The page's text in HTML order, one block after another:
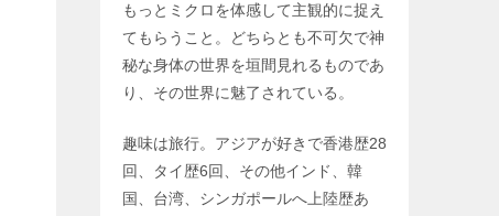
もっとミクロを体感して主観的に捉え
てもらうこと。どちらとも不可欠で神
秘な身体の世界を垣間見れるものであ
り、その世界に魅了されている。
趣味は旅行。アジアが好きで香港歴28
回、タイ歴6回、その他インド、韓
国、台湾、シンガポールへ上陸歴あ